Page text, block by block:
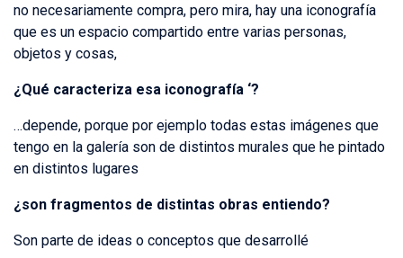
no necesariamente compra, pero mira, hay una iconografía
que es un espacio compartido entre varias personas,
objetos y cosas,
¿Qué caracteriza esa iconografía ‘?
…depende, porque por ejemplo todas estas imágenes que
tengo en la galería son de distintos murales que he pintado
en distintos lugares
¿son fragmentos de distintas obras entiendo?
Son parte de ideas o conceptos que desarrollé